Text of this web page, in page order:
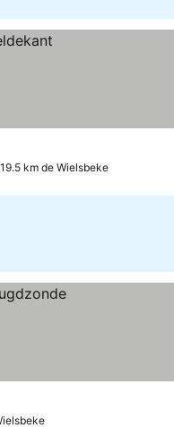
km de Wielsbeke